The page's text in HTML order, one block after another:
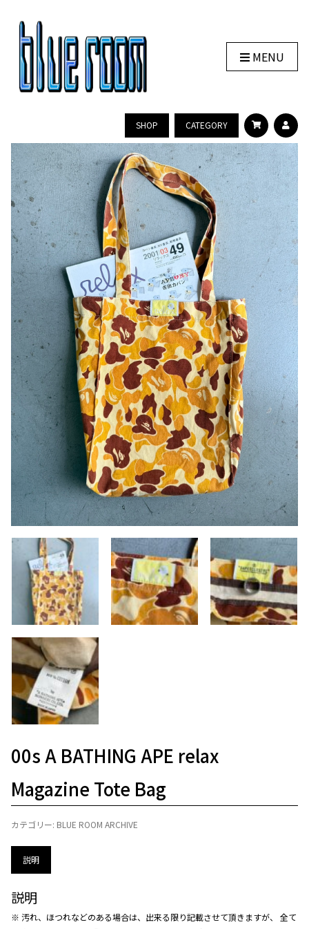
MENU
SHOP CATEGORY
00s A BATHING APE relax
Magazine Tote Bag
カテゴリー: BLUE ROOM ARCHIVE
説明
説明
※ 汚れ、ほつれなどのある場合は、出来る限り記載させて頂きますが、 全て